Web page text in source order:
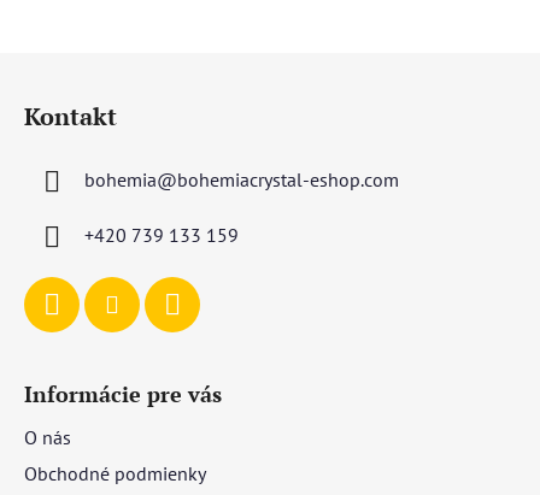
Kontakt
bohemia@bohemiacrystal-eshop.com
+420 739 133 159
Informácie pre vás
O nás
Obchodné podmienky